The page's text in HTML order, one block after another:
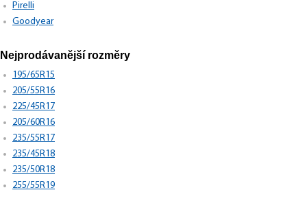
Pirelli
Goodyear
Nejprodávanější rozměry
195/65R15
205/55R16
225/45R17
205/60R16
235/55R17
235/45R18
235/50R18
255/55R19